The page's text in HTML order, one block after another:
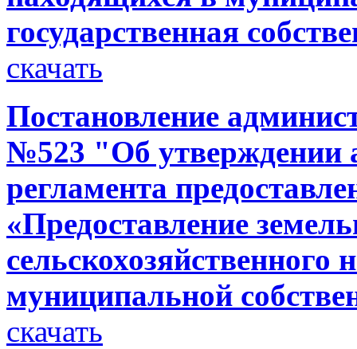
государственная
скачать
Постановление
№523 "Об утверждении
регламента
«Предоставление
муниципальной
скачать